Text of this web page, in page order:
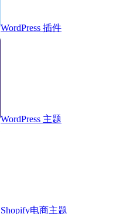
WordPress 插件
WordPress 主题
Shopify电商主题